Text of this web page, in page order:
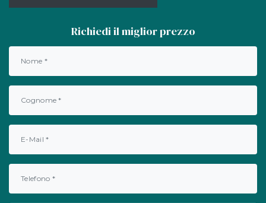
Richiedi il miglior prezzo